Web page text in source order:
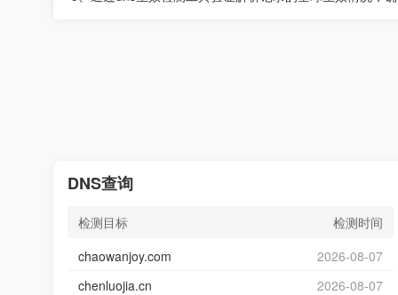
DNS查询
检测目标
检测时间
chaowanjoy.com
2026-08-07
chenluojia.cn
2026-08-07